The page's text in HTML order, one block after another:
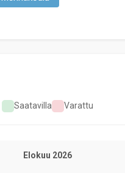
Saatavilla Varattu
Elokuu 2026